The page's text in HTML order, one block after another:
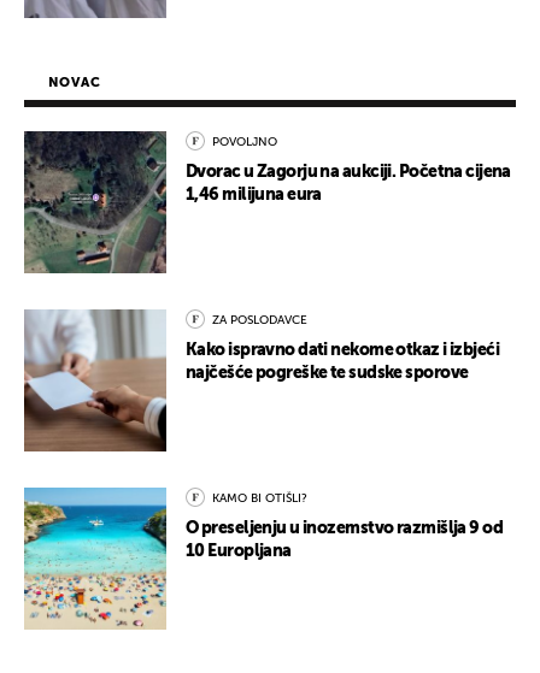
NOVAC
POVOLJNO
Dvorac u Zagorju na aukciji. Početna cijena
1,46 milijuna eura
ZA POSLODAVCE
Kako ispravno dati nekome otkaz i izbjeći
najčešće pogreške te sudske sporove
KAMO BI OTIŠLI?
O preseljenju u inozemstvo razmišlja 9 od
10 Europljana